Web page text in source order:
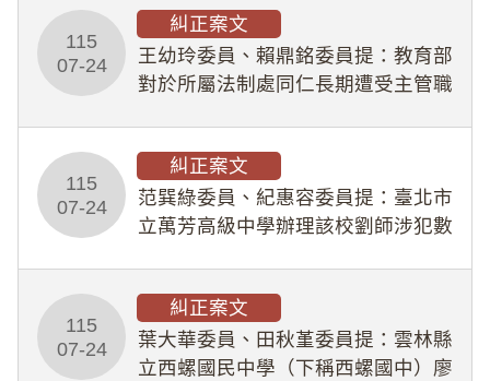
幣1,483萬餘元，並長期收受建商餽
贈；復罔顧公共安全，圖利默許建商
於停工期間
115
07-24
糾正案文
王幼玲委員、賴鼎銘委員提：教育部
對於所屬法制處同仁長期遭受主管職
人員保障法」及「職業安全衛生法」
所定維護公務人員
115
07-24
糾正案文
范巽綠委員、紀惠容委員提：臺北市
立萬芳高級中學辦理該校劉師涉犯數
業把關與糾錯功能，不僅首份調查報
告漏未審酌師生不
115
07-24
糾正案文
葉大華委員、田秋堇委員提：雲林縣
立西螺國民中學（下稱西螺國中）廖